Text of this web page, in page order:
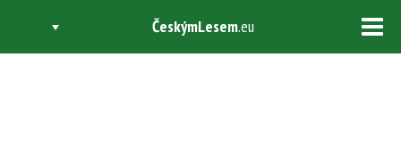
ČeskýmLesem.eu